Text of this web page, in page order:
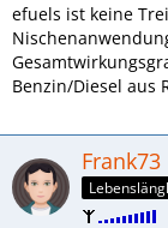
efuels ist keine
Benzin/Diesel aus
Frank73